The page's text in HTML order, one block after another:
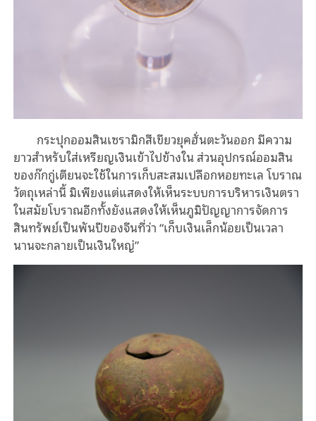
กระปุกออมสินเซรามิกสีเขียวยุคฮั่นตะวันออก มีความ
ยาวสำหรับใส่เหรียญเงินเข้าไปข้างใน ส่วนอุปกรณ์ออมสิน
ของก๊กกู่เตียนจะใช้ในการเก็บสะสมเปลือกหอยทะเล โบราณ
วัตถุเหล่านี้ มิเพียงแต่แสดงให้เห็นระบบการบริหารเงินตรา
ในสมัยโบราณอีกทั้งยังแสดงให้เห็นภูมิปัญญาการจัดการ
สินทรัพย์เป็นพันปีของจีนที่ว่า “เก็บเงินเล็กน้อยเป็นเวลา
นานจะกลายเป็นเงินใหญ่”